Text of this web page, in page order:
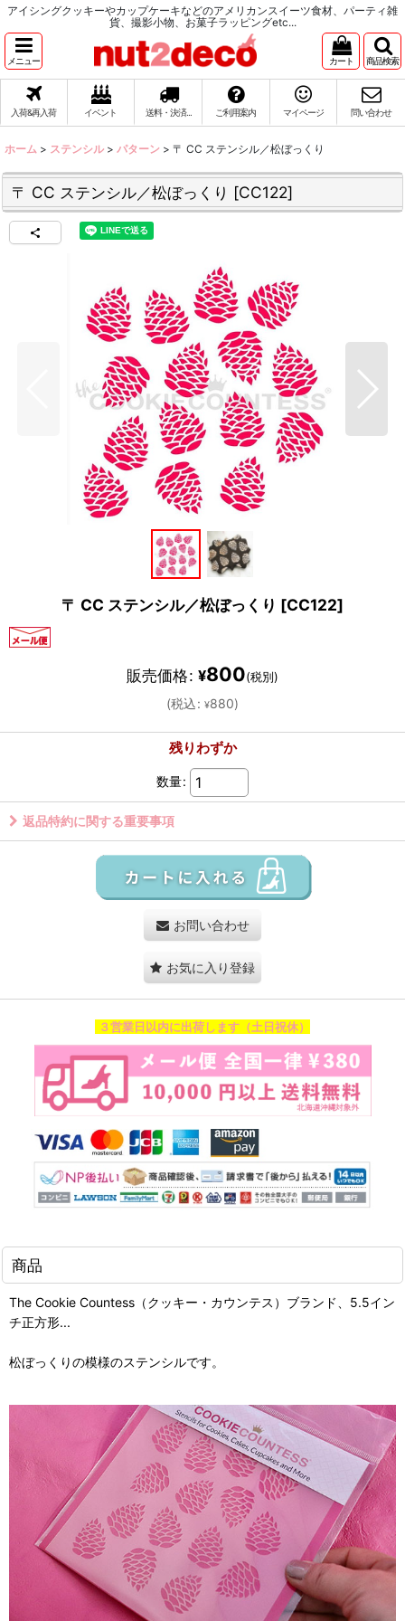
アイシングクッキーやカップケーキなどのアメリカンスイーツ食材、パーティ雑
貨、撮影小物、お菓子ラッピングetc...
メニュー カート 商品検索
入荷&再入荷 イベント 送料・決済... ご利用案内 マイページ 問い合わせ
ホーム > ステンシル > パターン > 〒 CC ステンシル／松ぼっくり
〒 CC ステンシル／松ぼっくり [CC122]
〒 CC ステンシル／松ぼっくり [CC122]
販売価格: ¥800(税別)
(税込: ¥880)
残りわずか
数量:
返品特約に関する重要事項
お問い合わせ
お気に入り登録
３営業日以内に出荷します（土日祝休）
商品
The Cookie Countess（クッキー・カウンテス）ブランド、5.5イン
チ正方形...
松ぼっくりの模様のステンシルです。